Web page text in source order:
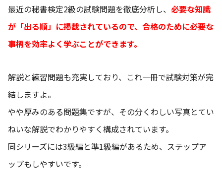
最近の秘書検定2級の試験問題を徹底分析し、 必要な知識
が「出る順」に掲載されているので、合格のために必要な
事柄を効率よく学ぶことができます。
解説と練習問題も充実しており、これ一冊で試験対策が完
結しますよ。
やや厚みのある問題集ですが、その分くわしい写真とてい
ねいな解説でわかりやすく構成されています。
同シリーズには3級編と準1級編があるため、ステップア
ップもしやすいです。